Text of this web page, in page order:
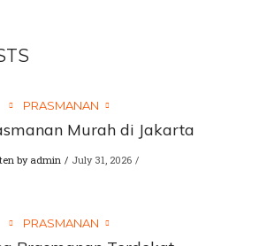
PRASMANAN
Murah di Jakarta
byadmin July 31, 2026
PRASMANAN